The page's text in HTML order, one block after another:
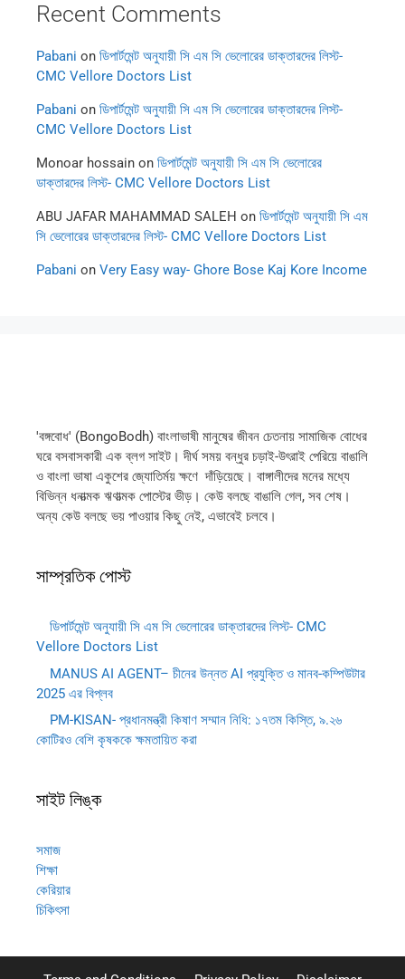
Recent Comments
Pabani on ডিপার্টমেন্ট অনুযায়ী সি এম সি ভেলোরের ডাক্তারদের লিস্ট-
CMC Vellore Doctors List
Pabani on ডিপার্টমেন্ট অনুযায়ী সি এম সি ভেলোরের ডাক্তারদের লিস্ট-
CMC Vellore Doctors List
Monoar hossain on ডিপার্টমেন্ট অনুযায়ী সি এম সি ভেলোরের
ডাক্তারদের লিস্ট- CMC Vellore Doctors List
ABU JAFAR MAHAMMAD SALEH on ডিপার্টমেন্ট অনুযায়ী সি এম
সি ভেলোরের ডাক্তারদের লিস্ট- CMC Vellore Doctors List
Pabani on Very Easy way- Ghore Bose Kaj Kore Income
'বঙ্গবোধ' (BongoBodh) বাংলাভাষী মানুষের জীবন চেতনায় সামাজিক বোধের
ঘরে বসবাসকারী এক ব্লগ সাইট। দীর্ঘ সময় বন্ধুর চড়াই-উৎরাই পেরিয়ে বাঙালি
ও বাংলা ভাষা একুশের জ্যোতির্ময় ক্ষণে দাঁড়িয়েছে। বাঙ্গালীদের মনের মধ্যে
বিভিন্ন ধনাত্মক ঋণাত্মক পোস্টের ভীড়। কেউ বলছে বাঙালি গেল, সব শেষ।
অন্য কেউ বলছে ভয় পাওয়ার কিছু নেই, এভাবেই চলবে।
সাম্প্রতিক পোস্ট
ডিপার্টমেন্ট অনুযায়ী সি এম সি ভেলোরের ডাক্তারদের লিস্ট- CMC
Vellore Doctors List
MANUS AI AGENT– চীনের উন্নত AI প্রযুক্তি ও মানব-কম্পিউটার
2025 এর বিপ্লব
PM-KISAN- প্রধানমন্ত্রী কিষাণ সম্মান নিধি: ১৭তম কিস্তি, ৯.২৬
কোটিরও বেশি কৃষককে ক্ষমতায়িত করা
সাইট লিঙ্ক
সমাজ
শিক্ষা
কেরিয়ার
চিকিৎসা